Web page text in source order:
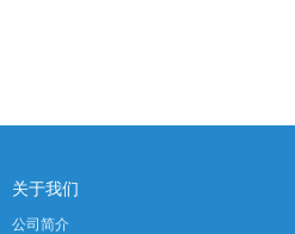
关于我们
公司简介